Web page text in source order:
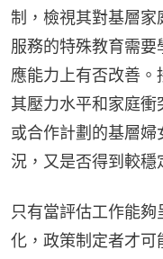
制，檢視其對基層家
服務的特殊教育需
應能力上有否改善。
其壓力水平和家庭衝
或合作計劃的基層
況，又是否得到較穩
只有當評估工作能
化，政策制定者才